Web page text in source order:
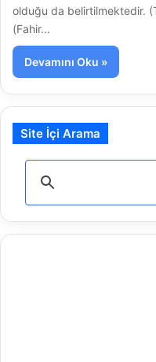
olduğu da belirtilmektedir.
(Fahir…
Devamını Oku »
Site İçi Arama